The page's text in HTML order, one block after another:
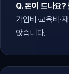
Q. 돈이 드나요
가입비·교육비·
않습니다.